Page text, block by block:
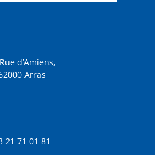
d’Amiens,
Arras
21 71 01 81